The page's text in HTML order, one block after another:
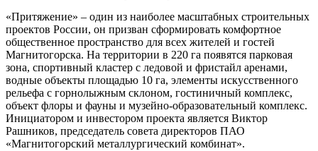
«Притяжение» – один из наиболее масштабных строительных
проектов России, он призван сформировать комфортное
общественное пространство для всех жителей и гостей
Магнитогорска. На территории в 220 га появятся парковая
зона, спортивный кластер с ледовой и фристайл аренами,
водные объекты площадью 10 га, элементы искусственного
рельефа с горнолыжным склоном, гостиничный комплекс,
объект флоры и фауны и музейно-образовательный комплекс.
Инициатором и инвестором проекта является Виктор
Рашников, председатель совета директоров ПАО
«Магнитогорский металлургический комбинат».